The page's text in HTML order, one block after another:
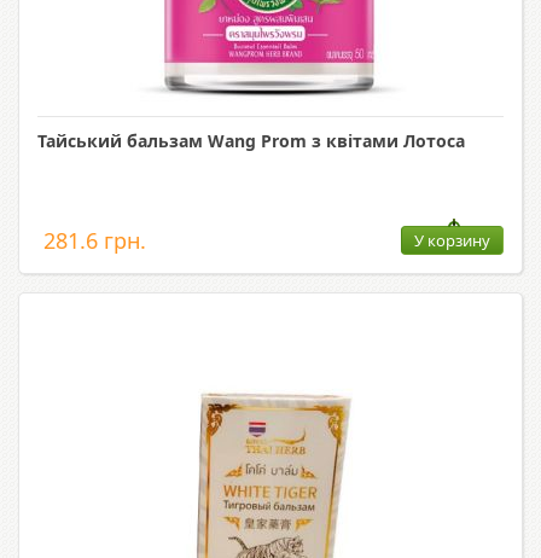
Тайський бальзам Wang Prom з квітами Лотоса
281.6 грн. У корзину